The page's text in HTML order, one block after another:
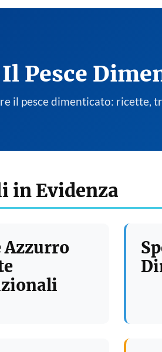
Il Pesce
il pesce dimenticato: ricette,
in Evidenza
Azzurro